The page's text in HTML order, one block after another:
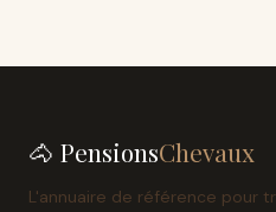
🐴 PensionsChevaux
L'annuaire de référence pour